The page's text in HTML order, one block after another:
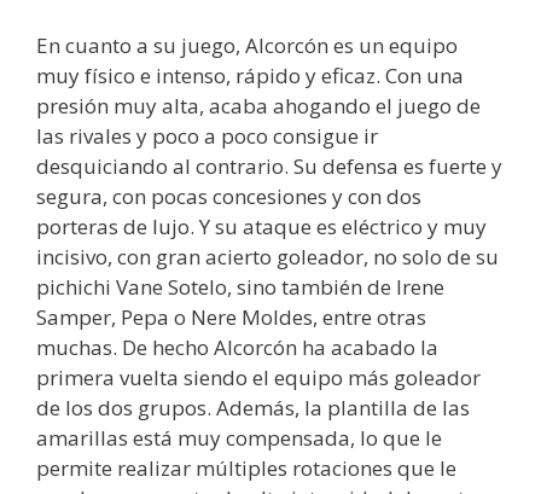
En cuanto a su juego, Alcorcón es un equipo
muy físico e intenso, rápido y eficaz. Con una
presión muy alta, acaba ahogando el juego de
las rivales y poco a poco consigue ir
desquiciando al contrario. Su defensa es fuerte y
segura, con pocas concesiones y con dos
porteras de lujo. Y su ataque es eléctrico y muy
incisivo, con gran acierto goleador, no solo de su
pichichi Vane Sotelo, sino también de Irene
Samper, Pepa o Nere Moldes, entre otras
muchas. De hecho Alcorcón ha acabado la
primera vuelta siendo el equipo más goleador
de los dos grupos. Además, la plantilla de las
amarillas está muy compensada, lo que le
permite realizar múltiples rotaciones que le